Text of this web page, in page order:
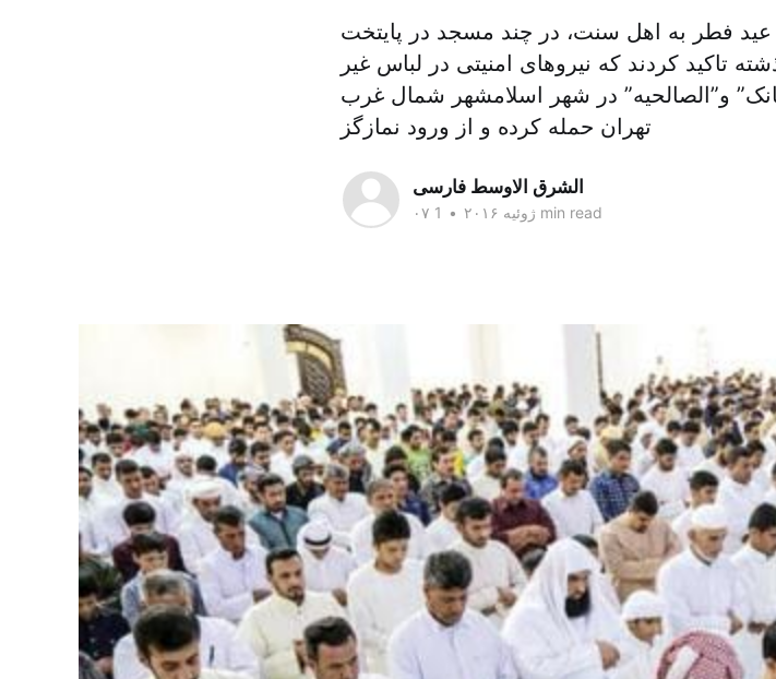
عید فطر به اهل سنت، در چند مسجد در پایتخت
تاکید کردند که نیروهای امنیتی در لباس غیر
و”الصالحیه” در شهر اسلامشهر شمال غرب
تهران حمله کرده و از ورود نمازگز
الشرق الاوسط فارسی
۰۷ ژوئیه ۲۰۱۶ • 1 min read